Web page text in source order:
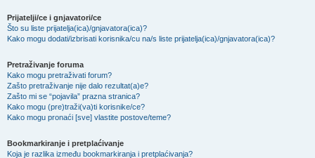
Prijatelji/ce i gnjavatori/ce
Što su liste prijatelja(ica)/gnjavatora(ica)?
Kako mogu dodati/izbrisati korisnika/cu na/s liste prijatelja(ica)/gnjavatora(ica)?
Pretraživanje foruma
Kako mogu pretraživati forum?
Zašto pretraživanje nije dalo rezultat(a)e?
Zašto mi se “pojavila” prazna stranica?
Kako mogu (pre)traži(va)ti korisnike/ce?
Kako mogu pronaći [sve] vlastite postove/teme?
Bookmarkiranje i pretplaćivanje
Koja je razlika između bookmarkiranja i pretplaćivanja?